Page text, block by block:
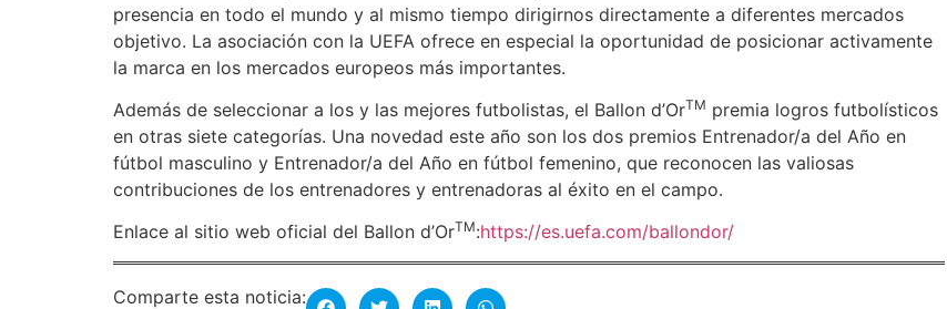
presencia en todo el mundo y al mismo tiempo dirigirnos directamente a diferentes mercados
objetivo. La asociación con la UEFA ofrece en especial la oportunidad de posicionar activamente
la marca en los mercados europeos más importantes.
Además de seleccionar a los y las mejores futbolistas, el Ballon d’OrTM premia logros futbolísticos
en otras siete categorías. Una novedad este año son los dos premios Entrenador/a del Año en
fútbol masculino y Entrenador/a del Año en fútbol femenino, que reconocen las valiosas
contribuciones de los entrenadores y entrenadoras al éxito en el campo.
Enlace al sitio web oficial del Ballon d’OrTM:https://es.uefa.com/ballondor/
Comparte esta noticia: